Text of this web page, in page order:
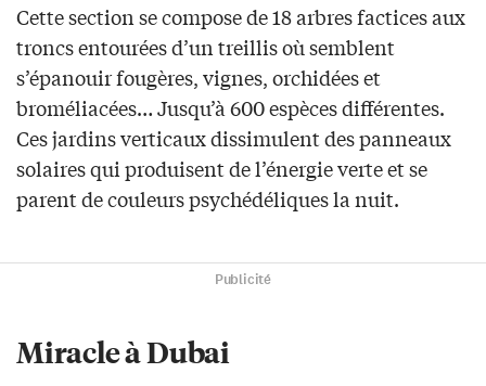
Cette section se compose de 18 arbres factices aux
troncs entourées d’un treillis où semblent
s’épanouir fougères, vignes, orchidées et
broméliacées… Jusqu’à 600 espèces différentes.
Ces jardins verticaux dissimulent des panneaux
solaires qui produisent de l’énergie verte et se
parent de couleurs psychédéliques la nuit.
Publicité
Miracle à Dubai